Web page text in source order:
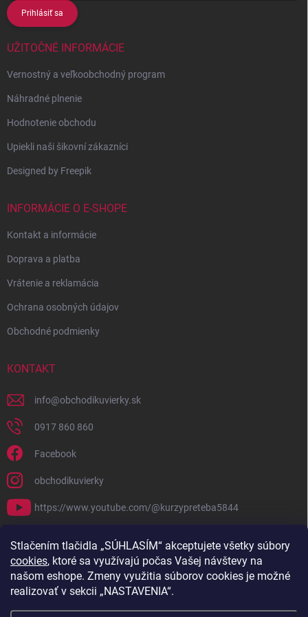
Stlačením tlačidla „SÚHLASÍM“ akceptujete všetky súbory
cookies, ktoré sa využívajú počas Vašej návštevy na
našom eshope. Zmeny využitia súborov cookies je možné
realizovať v sekcii „NASTAVENIA“.
Prihlásiť sa
UŽITOČNÉ INFORMÁCIE
Vernostný a veľkoobchodný program
Náhradné plnenie
Hodnotenie obchodu
Upiekli naši šikovní zákazníci
Designed by Freepik
INFORMÁCIE O E-SHOPE
Kontakt a informácie
Doprava a platba
Vrátenie a reklamácia
Ochrana osobných údajov
Obchodné podmienky
KONTAKT
info@obchodikuvierky.sk
0917 860 860
Facebook
obchodikuvierky
https://www.youtube.com/@kurzypreteba5844
PRIJÍMAME ONLINE PLATBY